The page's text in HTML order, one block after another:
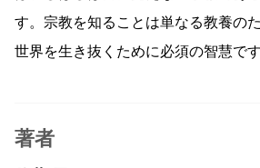
す。宗教を知ることは単なる教養の
世界を生き抜くために必須の智慧です
著者